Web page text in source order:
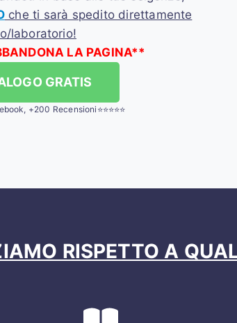
che ti sarà spedito direttamente
laboratorio!
LA PAGINA**
GRATIS
+200 Recensioni⭐⭐⭐⭐⭐
RISPETTO A